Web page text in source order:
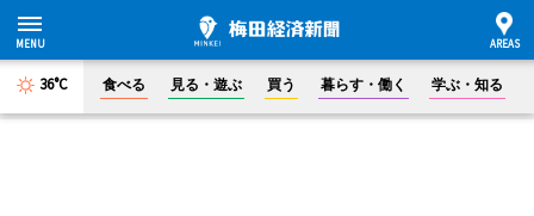
36°C 食べる 見る・遊ぶ 買う 暮らす・働く 学ぶ・知る